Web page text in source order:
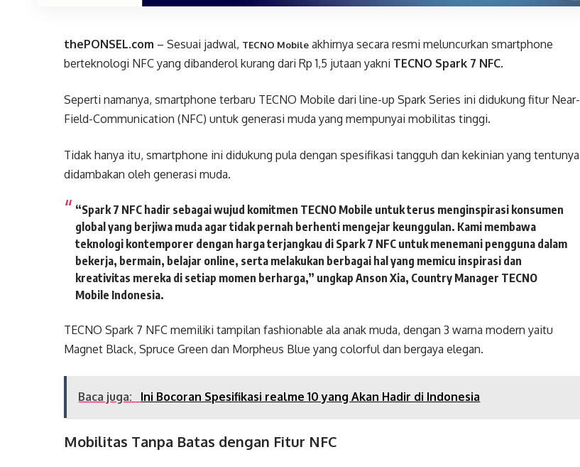
thePONSEL.com – Sesuai jadwal, TECNO Mobile akhirnya secara resmi meluncurkan smartphone
berteknologi NFC yang dibanderol kurang dari Rp 1,5 jutaan yakni TECNO Spark 7 NFC.
Seperti namanya, smartphone terbaru TECNO Mobile dari line-up Spark Series ini didukung fitur Near-
Field-Communication (NFC) untuk generasi muda yang mempunyai mobilitas tinggi.
Tidak hanya itu, smartphone ini didukung pula dengan spesifikasi tangguh dan kekinian yang tentunya
didambakan oleh generasi muda.
“Spark 7 NFC hadir sebagai wujud komitmen TECNO Mobile untuk terus menginspirasi konsumen
global yang berjiwa muda agar tidak pernah berhenti mengejar keunggulan. Kami membawa
teknologi kontemporer dengan harga terjangkau di Spark 7 NFC untuk menemani pengguna dalam
bekerja, bermain, belajar online, serta melakukan berbagai hal yang memicu inspirasi dan
kreativitas mereka di setiap momen berharga,” ungkap Anson Xia, Country Manager TECNO
Mobile Indonesia.
TECNO Spark 7 NFC memiliki tampilan fashionable ala anak muda, dengan 3 warna modern yaitu
Magnet Black, Spruce Green dan Morpheus Blue yang colorful dan bergaya elegan.
Baca juga: Ini Bocoran Spesifikasi realme 10 yang Akan Hadir di Indonesia
Mobilitas Tanpa Batas dengan Fitur NFC